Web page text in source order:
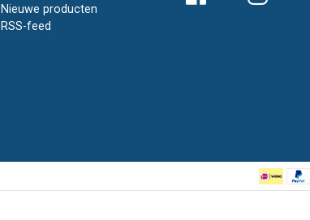
Nieuwe producten
RSS-feed